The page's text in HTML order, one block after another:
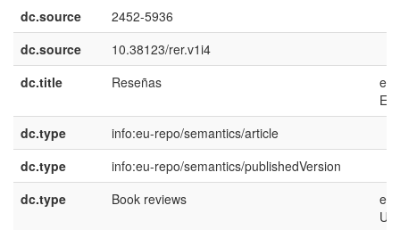
dc.source
2452-5936
dc.source
10.38123/rer.v1i4
dc.title
Reseñas
es-
ES
dc.type
info:eu-repo/semantics/article
dc.type
info:eu-repo/semantics/publishedVersion
dc.type
Book reviews
en-
US